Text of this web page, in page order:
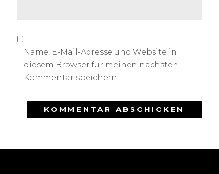
Name, E-Mail-Adresse und Website in
diesem Browser für meinen nächsten
Kommentar speichern.